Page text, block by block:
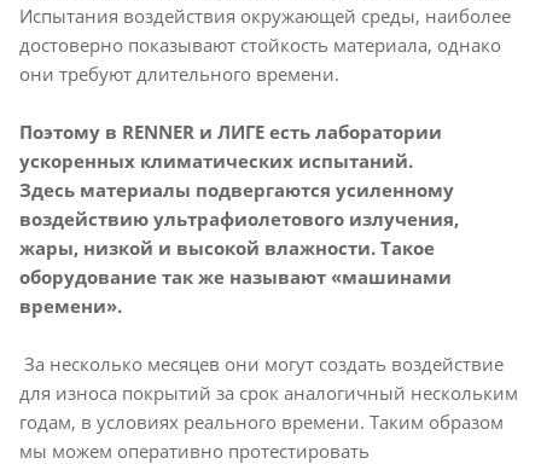
Испытания воздействия окружающей среды, наиболее
достоверно показывают стойкость материала, однако
они требуют длительного времени.
Поэтому в RENNER и ЛИГЕ есть лаборатории
ускоренных климатических испытаний.
Здесь материалы подвергаются усиленному
воздействию ультрафиолетового излучения,
жары, низкой и высокой влажности. Такое
оборудование так же называют «машинами
времени».
За несколько месяцев они могут создать воздействие
для износа покрытий за срок аналогичный нескольким
годам, в условиях реального времени. Таким образом
мы можем оперативно протестировать